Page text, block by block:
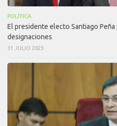
POLÍTICA
El presidente electo Santiago
designaciones
31 JULIO 2023